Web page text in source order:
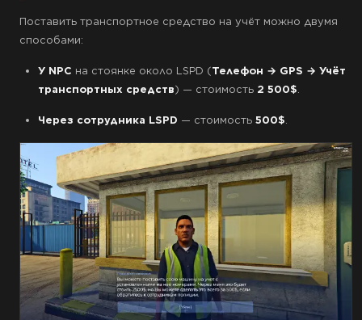
Поставить транспортное средство на учёт можно двумя
способами:
У NPC на стоянке около LSPD (Телефон → GPS → Учёт
транспортных средств) — стоимость 2 500$
Через сотрудника LSPD — стоимость 500$.